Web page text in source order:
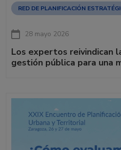
RED DE PLANIFICACIÓN
28 mayo 2026
Los expertos reivindican
gestión pública para una